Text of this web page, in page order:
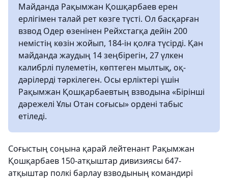
Майданда Рақымжан Қошқарбаев ерен
ерлігімен талай рет көзге түсті. Ол басқарған
взвод Одер өзенінен Рейхстагқа дейін 200
немістің көзін жойып, 184-ін қолға түсірді. Қан
майданда жаудың 14 зеңбірегін, 27 үлкен
калибрлі пулеметін, көптеген мылтық, оқ-
дәрілерді тәркілеген. Осы ерліктері үшін
Рақымжан Қошқарбаевтың взводына «Бірінші
дәрежелі Ұлы Отан соғысы» ордені табыс
етіледі.
Соғыстың соңына қарай лейтенант Рақымжан
Қошқарбаев 150-атқыштар дивизиясы 647-
атқыштар полкі барлау взводының командирі